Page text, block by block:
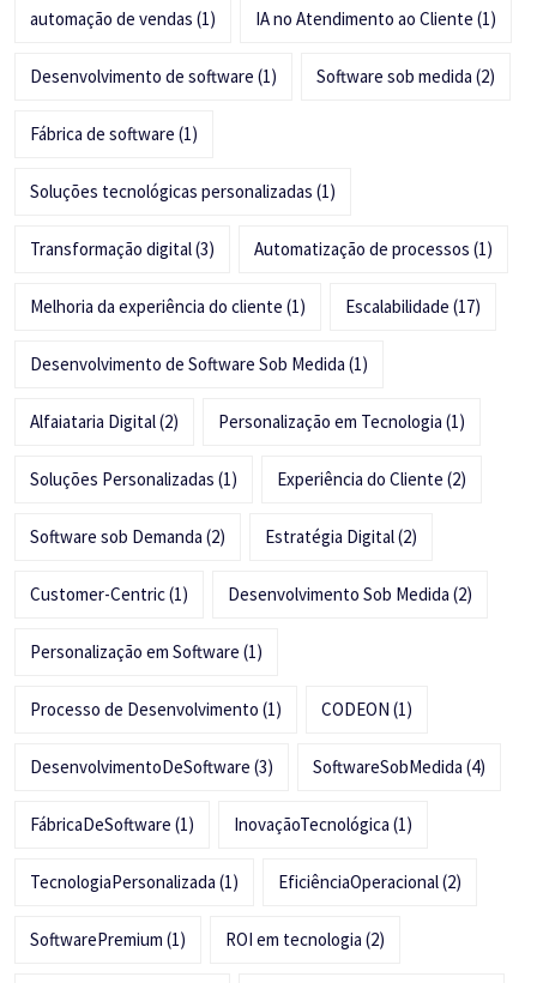
automação de vendas (1) IA no Atendimento ao Cliente (1)
Desenvolvimento de software (1) Software sob medida (2)
Fábrica de software (1)
Soluções tecnológicas personalizadas (1)
Transformação digital(3) Automatização de processos (1)
Melhoria da experiência do cliente (1) Escalabilidade (17)
Desenvolvimento de Software Sob Medida (1)
Alfaiataria Digital(2) Personalização em Tecnologia (1)
Soluções Personalizadas (1) Experiência do Cliente (2)
Software sob Demanda (2) Estratégia Digital(2)
Customer-Centric(1) Desenvolvimento Sob Medida (2)
Personalização em Software (1)
Processo de Desenvolvimento (1) CODEON (1)
DesenvolvimentoDeSoftware (3) SoftwareSobMedida (4)
FábricaDeSoftware (1) InovaçãoTecnológica (1)
TecnologiaPersonalizada (1) EficiênciaOperacional(2)
SoftwarePremium (1) ROI em tecnologia (2)